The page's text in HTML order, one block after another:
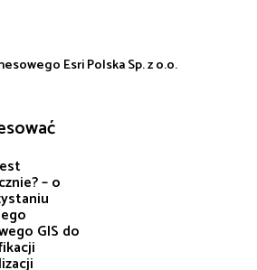
Esri Polska Sp. z o.o.
– o
GIS do